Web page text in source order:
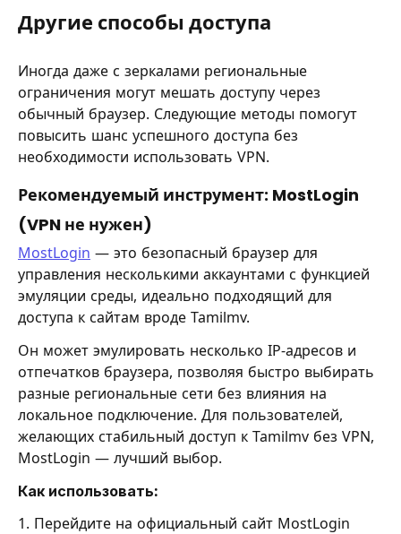
Другие способы доступа
Иногда даже с зеркалами региональные
ограничения могут мешать доступу через
обычный браузер. Следующие методы помогут
повысить шанс успешного доступа без
необходимости использовать VPN.
Рекомендуемый инструмент: MostLogin
(VPN не нужен)
MostLogin — это безопасный браузер для
управления несколькими аккаунтами с функцией
эмуляции среды, идеально подходящий для
доступа к сайтам вроде Tamilmv.
Он может эмулировать несколько IP-адресов и
отпечатков браузера, позволяя быстро выбирать
разные региональные сети без влияния на
локальное подключение. Для пользователей,
желающих стабильный доступ к Tamilmv без VPN,
MostLogin — лучший выбор.
Как использовать:
1. Перейдите на официальный сайт MostLogin